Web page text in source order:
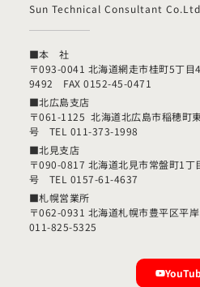
Sun Technical Consultant
■本 社
〒093-0041 北海道網走市桂町5丁
9492 FAX 0152-45-0471
■北広島支店
〒061-1125 北海道北広島市稲穂町
号 TEL 011-373-1998
■北見支店
〒090-0817 北海道北見市常盤町1丁
号 TEL 0157-61-4637
■札幌営業所
〒062-0931 北海道札幌市豊平区平
011-825-5325